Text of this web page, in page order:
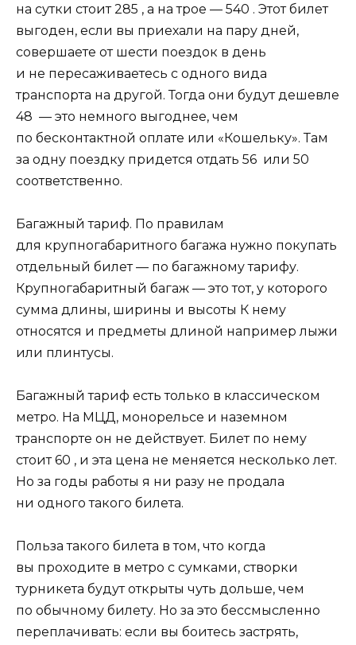
на сутки стоит 285 , а на трое — 540 . Этот билет
выгоден, если вы приехали на пару дней,
совершаете от шести поездок в день
и не пересаживаетесь с одного вида
транспорта на другой. Тогда они будут дешевле
48 — это немного выгоднее, чем
по бесконтактной оплате или «Кошельку»‎. Там
за одну поездку придется отдать 56 или 50
соответственно.
Багажный тариф. По правилам
для крупногабаритного багажа нужно покупать
отдельный билет — по багажному тарифу.
Крупногабаритный багаж — это тот, у которого
сумма длины, ширины и высоты К нему
относятся и предметы длиной например лыжи
или плинтусы.
Багажный тариф есть только в классическом
метро. На МЦД, монорельсе и наземном
транспорте он не действует. Билет по нему
стоит 60 , и эта цена не меняется несколько лет.
Но за годы работы я ни разу не продала
ни одного такого билета.
Польза такого билета в том, что когда
вы проходите в метро с сумками, створки
турникета будут открыты чуть дольше, чем
по обычному билету. Но за это бессмысленно
переплачивать: если вы боитесь застрять,